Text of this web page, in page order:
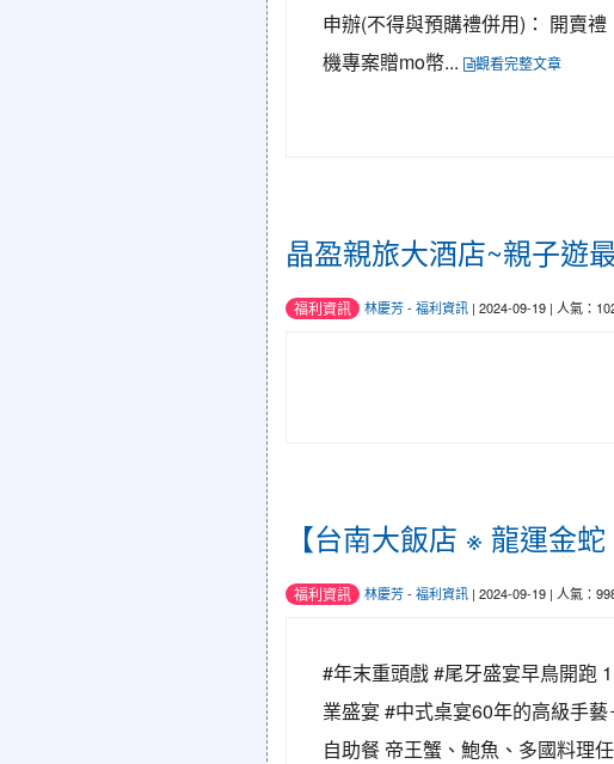
申辦(不得與預購禮併用)： 開賣
機專案贈mo幣...
觀看完整文章
晶盈親旅大酒店~親子遊
福利資訊 林慶芳- 福利資訊 | 2024-09-19 | 人氣：
【台南大飯店 ※ 龍運金蛇
福利資訊 林慶芳- 福利資訊 | 2024-09-19 | 人氣：
#年末重頭戲 #尾牙盛宴早鳥開跑
業盛宴 #中式桌宴60年的高級手
自助餐 帝王蟹、鮑魚、多國料理